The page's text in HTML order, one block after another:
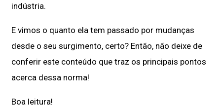
indústria.
E vimos o quanto ela tem passado por mudanças
desde o seu surgimento, certo? Então, não deixe de
conferir este conteúdo que traz os principais pontos
acerca dessa norma!
Boa leitura!